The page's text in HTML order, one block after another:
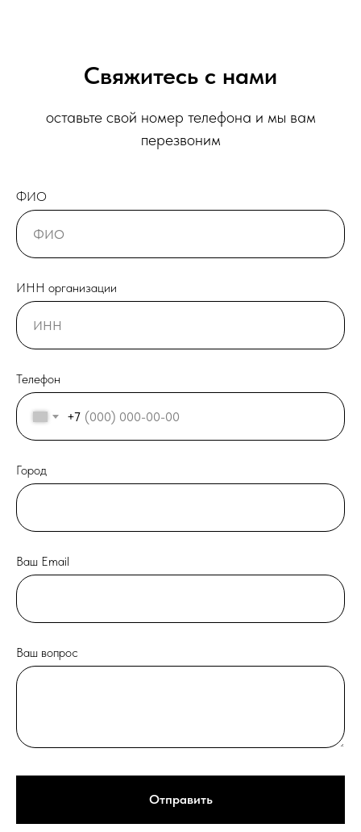
Свяжитесь с нами
оставьте свой номер телефона и мы вам
перезвоним
ФИО
ИНН организации
Телефон
+7
Город
Ваш Email
Ваш вопрос
Отправить